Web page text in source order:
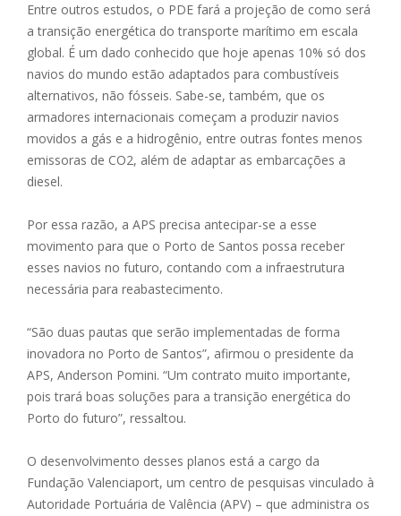
Entre outros estudos, o PDE fará a projeção de como será
a transição energética do transporte marítimo em escala
global. É um dado conhecido que hoje apenas 10% só dos
navios do mundo estão adaptados para combustíveis
alternativos, não fósseis. Sabe-se, também, que os
armadores internacionais começam a produzir navios
movidos a gás e a hidrogênio, entre outras fontes menos
emissoras de CO2, além de adaptar as embarcações a
diesel.
Por essa razão, a APS precisa antecipar-se a esse
movimento para que o Porto de Santos possa receber
esses navios no futuro, contando com a infraestrutura
necessária para reabastecimento.
“São duas pautas que serão implementadas de forma
inovadora no Porto de Santos”, afirmou o presidente da
APS, Anderson Pomini. “Um contrato muito importante,
pois trará boas soluções para a transição energética do
Porto do futuro”, ressaltou.
O desenvolvimento desses planos está a cargo da
Fundação Valenciaport, um centro de pesquisas vinculado à
Autoridade Portuária de Valência (APV) – que administra os